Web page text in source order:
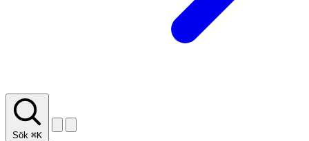
Sök ⌘K